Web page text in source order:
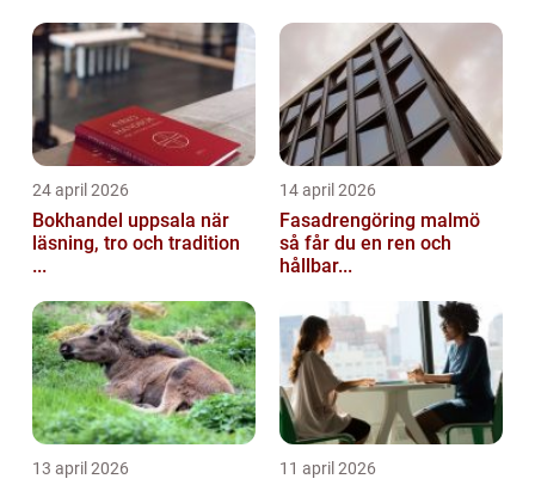
24 april 2026
Bokhandel uppsala när
läsning, tro och tradition
...
14 april 2026
Fasadrengöring malmö
så får du en ren och
hållbar...
13 april 2026 11 april 2026